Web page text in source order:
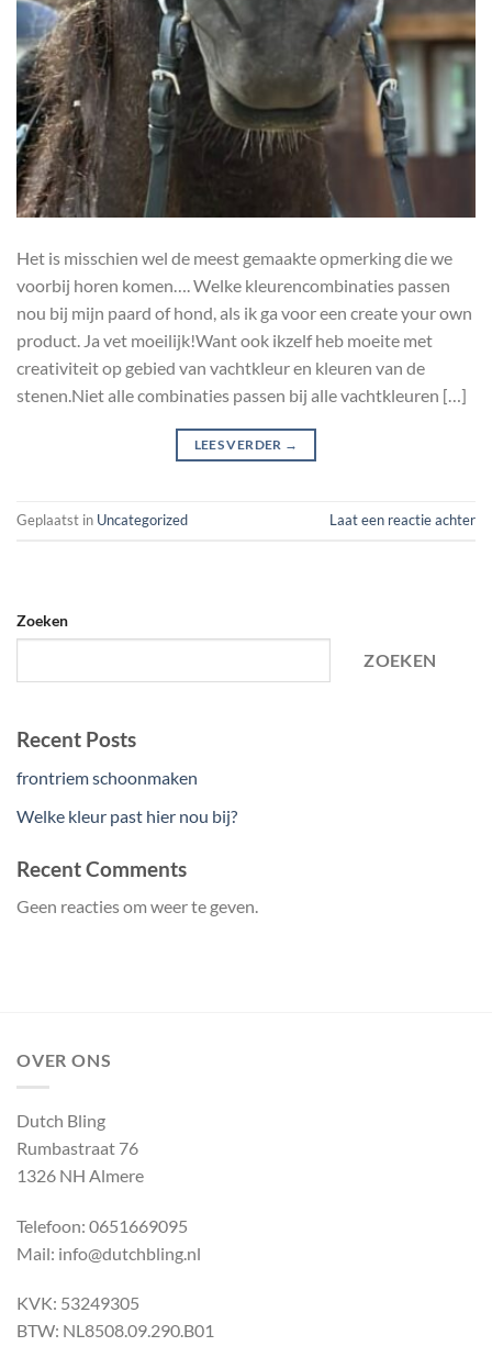
Het is misschien wel de meest gemaakte opmerking die we
voorbij horen komen…. Welke kleurencombinaties passen
nou bij mijn paard of hond, als ik ga voor een create your own
product. Ja vet moeilijk!Want ook ikzelf heb moeite met
creativiteit op gebied van vachtkleur en kleuren van de
stenen.Niet alle combinaties passen bij alle vachtkleuren […]
LEES VERDER →
Geplaatst in Uncategorized Laat een reactie achter
Zoeken
ZOEKEN
Recent Posts
frontriem schoonmaken
Welke kleur past hier nou bij?
Recent Comments
Geen reacties om weer te geven.
OVER ONS
Dutch Bling
Rumbastraat 76
1326 NH Almere
Telefoon: 0651669095
Mail: info@dutchbling.nl
KVK: 53249305
BTW: NL8508.09.290.B01